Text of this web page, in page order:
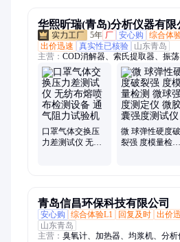
华熙昕瑞(青岛)分析仪器有限
5年 厂 安心购 综合体
出价迅速
真实性已核验
山东青岛
主营： COD消解器、索氏提取器、振
仪、BOD测定仪、氮吹仪、硫化物酸
聚体分析仪、烟尘烟气分析仪、综合
仪、恒温恒湿称重系统、明渠流量比
采样器、林格曼黑度计、北京踏实、洗
口罩气体交换压
力差测试仪 无纺
微 球弹性硬度破
裂强 度模量检测
青岛信昌环保科技有限公司
安心购
综合体验L1 回复及时 出价
山东青岛
主营： 臭氧计、加热器、均浆机、分析